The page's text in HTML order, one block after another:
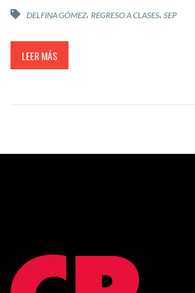
DELFINA GÓMEZ, REGRESO A CLASES, SEP
LEER MÁS